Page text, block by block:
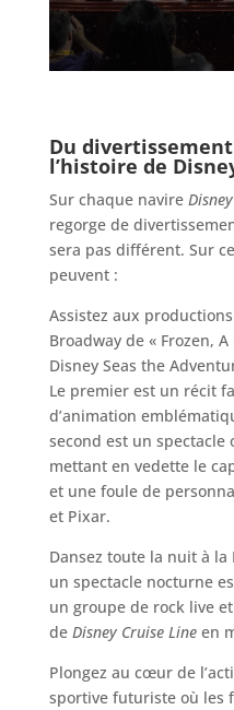
Du
l’histoire de
Sur chaque navire
regorge de
sera pas différent. Sur
peuvent :
Assistez aux
Broadway de « Frozen,
Disney Seas the
Le premier est un récit
d’animation
second est un spectacle
mettant en vedette le
et une foule de
et Pixar.
Dansez toute la nuit à la
un spectacle nocturne
un groupe de rock live
de Disney Cruise Lineen
Plongez au cœur de
sportive futuriste où les